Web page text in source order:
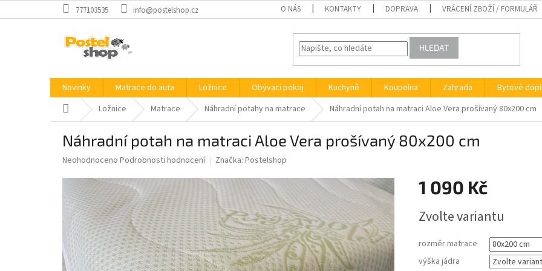
na
777103535 info@postelshop.cz O NÁS KONTAKTY DOPRAVA VRÁCENÍ ZBOŽÍ / FORMULÁŘ
HLEDAT
Novinky Matrace do auta Ložnice Obývací pokoj Kuchyně Koupelna Zahrada Bytové
Domů Ložnice Matrace Náhradní potahy na matrace Náhradní potah na matraci Aloe Vera prošívaný 80x200 cm
Náhradní potah na matraci Aloe Vera prošívaný 80x200 cm
Průměrné
produktu
je
0,0
hvězdiček.
Neohodnoceno Podrobnosti hodnocení Značka: Postelshop
1 090 Kč
cena:
Zvolte variantu
rozměr matrace
výška jádra